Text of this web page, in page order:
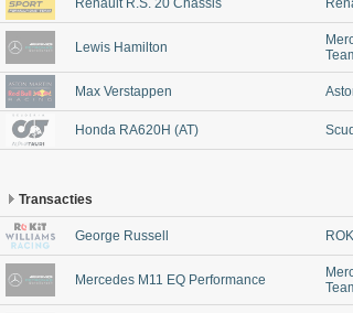
Renault R.S. 20 Chassis
Lewis Hamilton
Max Verstappen
Honda RA620H (AT)
Transacties
George Russell
Mercedes M11 EQ Performance